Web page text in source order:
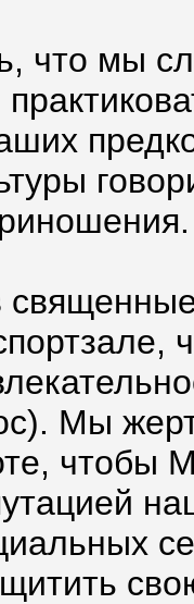
что мы
Мы
чтобы